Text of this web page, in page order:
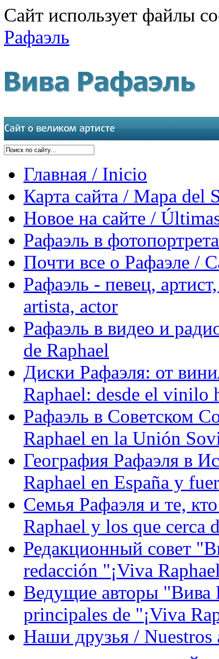
Сайт использует файлы
Рафаэль
Главная / Inicio
Карта сайта / Mapa del
Новое на сайте /
Рафаэль в
Почти все о Рафаэле /
Рафаэль - певец,
artista, actor
Рафаэль в видео и
de Raphael
Диски Рафаэля: от
Raphael: desde el vinilo
Рафаэль в Советском
Raphael en la Unión
География Рафаэля в
Raphael en España y
Семья Рафаэля и те,
Raphael y los que cerca
Редакционный совет
redacción "¡Viva
Ведущие авторы "Вива
principales de "¡Viva
Наши друзья / Nuestros